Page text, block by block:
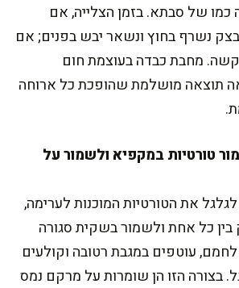
כמו של סבתא. בזמן הצלייה, אם
נשרף בחוץ ונשאר יבש בפנים; אם
קשה. מחבת כבדה בעוצמת חום
תוצאה מושלמת שהופכת כל ארוחה
טורטיות במקפיא ולשמור על
את הטורטיות המוכנות לערימה,
בין כל אחת ולשמור בשקית סגורה
עוטפים במגבת רטובה וקולעים
בצורה הזו הן שומרות על מרקם נמס